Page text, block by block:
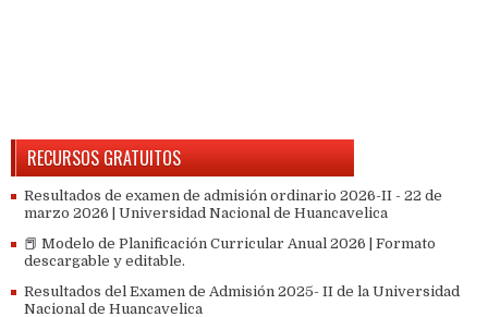
RECURSOS GRATUITOS
Resultados de examen de admisión ordinario 2026-II - 22 de
marzo 2026 | Universidad Nacional de Huancavelica
📕 Modelo de Planificación Curricular Anual 2026 | Formato
descargable y editable.
Resultados del Examen de Admisión 2025- II de la Universidad
Nacional de Huancavelica